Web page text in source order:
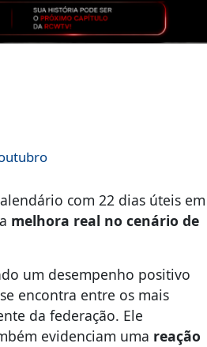
com 22 dias úteis em
melhora real no cenário de
um desempenho positivo
encontra entre os mais
da federação. Ele
evidenciam uma reação